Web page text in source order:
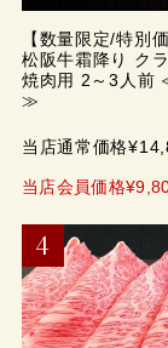
【数量限定/特別
松阪牛霜降り ク
焼肉用 2～3人前
≫
当店通常価格
当店会員価格